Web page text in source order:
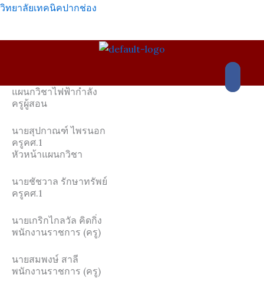
Skip
content
วิทยาลัยเทคนิคปากช่อง
แผนกวิชาไฟฟ้ากำลัง
ครูผู้สอน
นายสุปกาณฑ์ ไพรนอก
ครูคศ.1
หัวหน้าแผนกวิชา
นายชัชวาล รักษาทรัพย์
ครูคศ.1
นายเกริกไกลวัล คิดกิ่ง
พนักงานราชการ (ครู)
นายสมพงษ์ สาลี
พนักงานราชการ (ครู)